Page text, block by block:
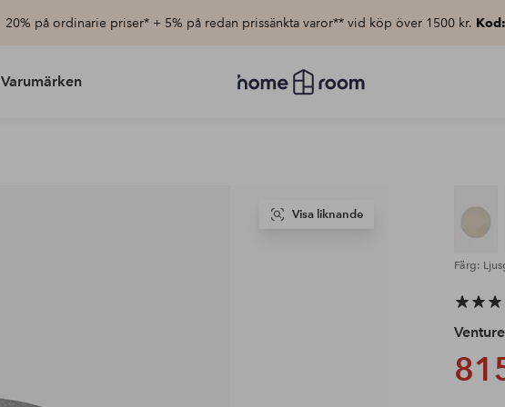
20% på ordinarie priser* + 5% på redan prissänkta varor** vid köp över 1500 kr.
Varumärken
Homeroom
–
Visa liknande
Färg: